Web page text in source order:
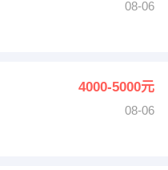
08-06
4000-5000元
08-06